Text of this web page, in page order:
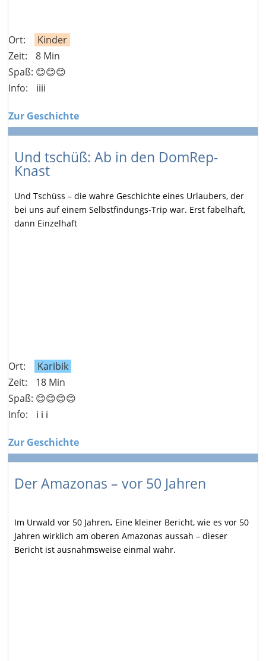
Ort:
Kinder
Zeit:
8 Min
Spaß: 😊😊😊
Info:
ℹ️ℹ️ℹ️ℹ️
Zur Geschichte
Und tschüß: Ab in den DomRep-
Knast
Und Tschüss – die wahre Geschichte eines Urlaubers, der
bei uns auf einem Selbstfindungs-Trip war. Erst fabelhaft,
dann Einzelhaft
Ort:
Karibik
Zeit:
18 Min
Spaß: 😊😊😊😊
Info:
ℹ️ ℹ️ ℹ️
Zur Geschichte
Der Amazonas – vor 50 Jahren
Im Urwald vor 50 Jahren. Eine kleiner Bericht, wie es vor 50
Jahren wirklich am oberen Amazonas aussah – dieser
Bericht ist ausnahmsweise einmal wahr.